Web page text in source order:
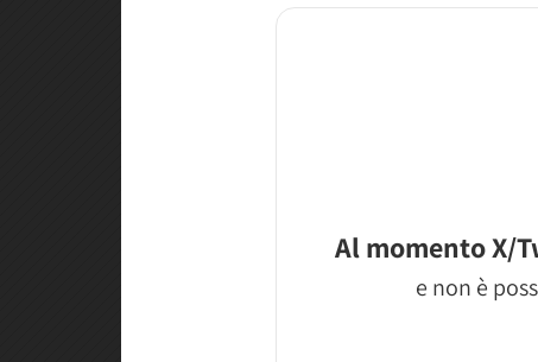
Al momento X/
e non è